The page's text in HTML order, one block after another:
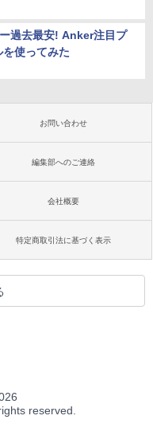
過去最安! Anker注目プ
使ってみた
お問い合わせ
編集部へのご連絡
会社概要
特定商取引法に基づく表示
reserved.